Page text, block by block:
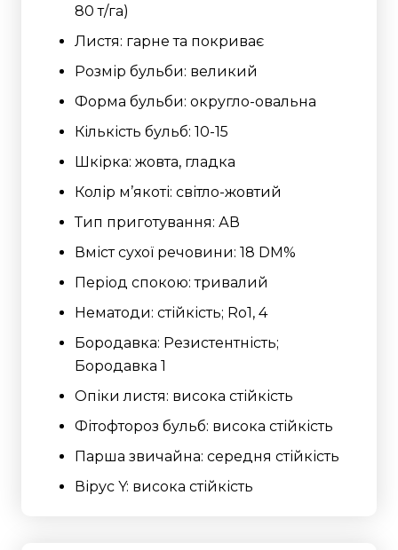
80 т/га)
Листя: гарне та покриває
Розмір бульби: великий
Форма бульби: округло-овальна
Кількість бульб: 10-15
Шкірка: жовта, гладка
Колір м’якоті: світло-жовтий
Тип приготування: АВ
Вміст сухої речовини: 18 DM%
Період спокою: тривалий
Нематоди: стійкість; Ro1, 4
Бородавка: Резистентність;
Бородавка 1
Опіки листя: висока стійкість
Фітофтороз бульб: висока стійкість
Парша звичайна: середня стійкість
Вірус Y: висока стійкість